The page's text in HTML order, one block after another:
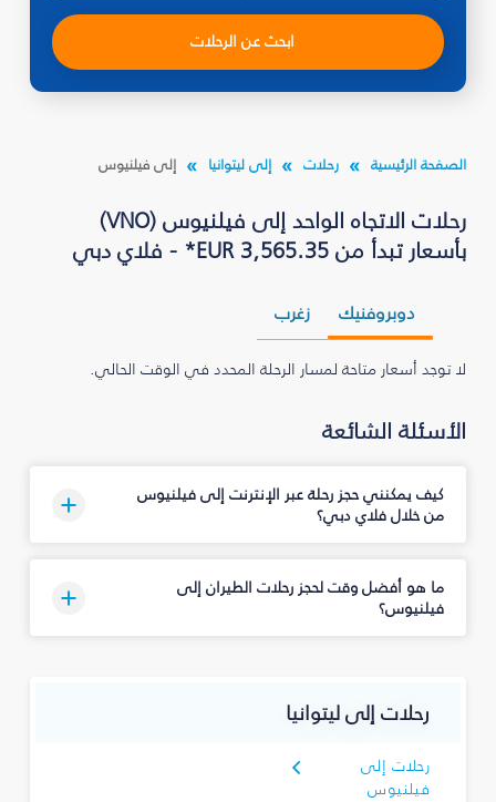
ابحث عن الرحلات
الصفحة الرئيسية رحلات إلى ليتوانيا إلى فيلنيوس
رحلات الاتجاه الواحد إلى فيلنيوس (VNO)
بأسعار تبدأ من EUR 3,565.35* - فلاي دبي
دوبروفنيك زغرب
لا توجد أسعار متاحة لمسار الرحلة المحدد في الوقت الحالي.
الأسئلة الشائعة
كيف يمكنني حجز رحلة عبر الإنترنت إلى فيلنيوس
من خلال فلاي دبي؟
ما هو أفضل وقت لحجز رحلات الطيران إلى
فيلنيوس؟
رحلات إلى ليتوانيا
رحلات إلى
فيلنيوس